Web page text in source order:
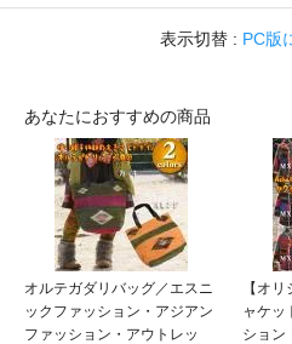
表示切替 : PC版
あなたにおすすめの商品
オルテガダリバッグ／エスニ
ックファッション・アジアン
ファッション・アウトレッ
【オ
ャケッ
ション